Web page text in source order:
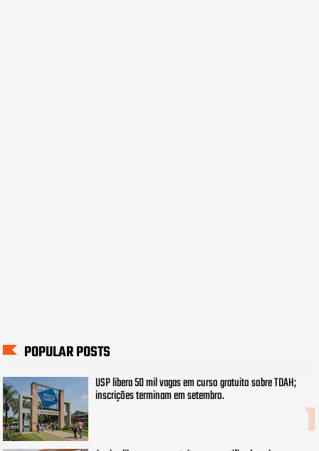
POPULAR POSTS
USP libera 50 mil vagas em curso gratuito sobre TDAH;
inscrições terminam em setembro.